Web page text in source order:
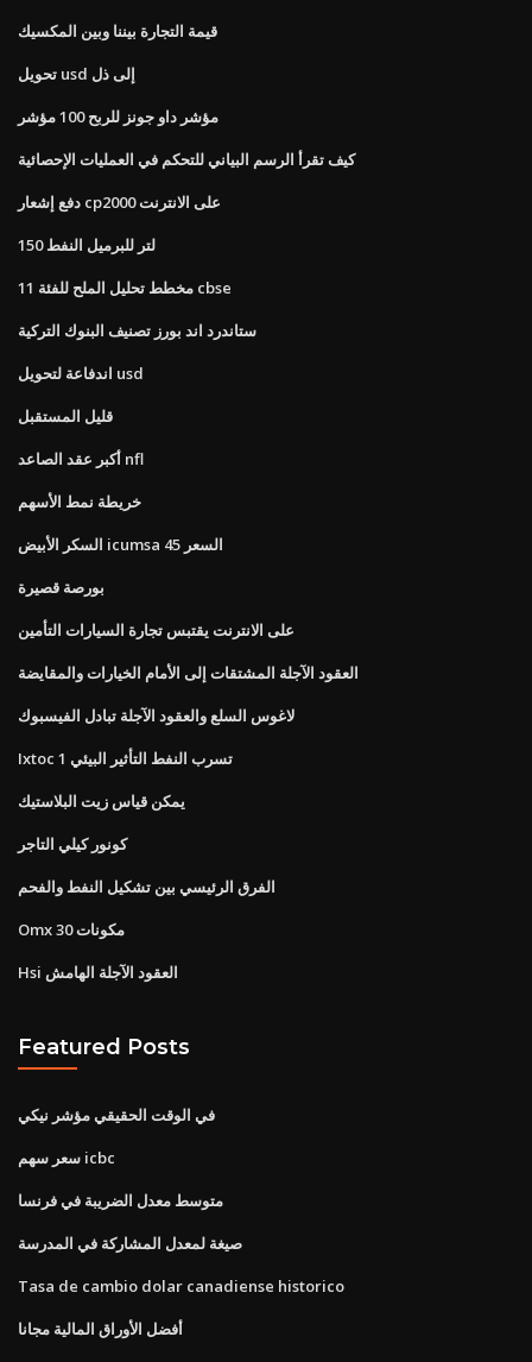
قيمة التجارة بيننا وبين المكسيك
تحويل usd إلى ذل
مؤشر داو جونز للربح 100 مؤشر
كيف تقرأ الرسم البياني للتحكم في العمليات الإحصائية
دفع إشعار cp2000 على الانترنت
150 لتر للبرميل النفط
مخطط تحليل الملح للفئة 11 cbse
ستاندرد اند بورز تصنيف البنوك التركية
اندفاعة لتحويل usd
قليل المستقبل
أكبر عقد الصاعد nfl
خريطة نمط الأسهم
السكر الأبيض icumsa 45 السعر
بورصة قصيرة
على الانترنت يقتبس تجارة السيارات التأمين
العقود الآجلة المشتقات إلى الأمام الخيارات والمقايضة
لاغوس السلع والعقود الآجلة تبادل الفيسبوك
Ixtoc 1 تسرب النفط التأثير البيئي
يمكن قياس زيت البلاستيك
كونور كيلي التاجر
الفرق الرئيسي بين تشكيل النفط والفحم
Omx 30 مكونات
Hsi العقود الآجلة الهامش
Featured Posts
في الوقت الحقيقي مؤشر نيكي
سعر سهم icbc
متوسط ​​معدل الضريبة في فرنسا
صيغة لمعدل المشاركة في المدرسة
Tasa de cambio dolar canadiense historico
أفضل الأوراق المالية مجانا